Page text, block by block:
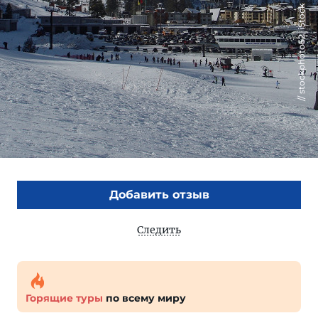
stockphoto52, iStock
Добавить отзыв
Следить
Горящие туры по всему миру